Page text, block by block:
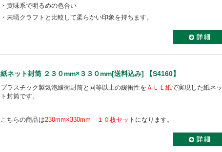
・黄味系で明るめの色合い
・未晒クラフトと比較して柔らかい印象を持ちます。
紙ネット封筒 ２３０mm×３３０mm[送料込み] 【S4160】
プラスチック製気泡緩衝封筒と同等以上の緩衝性を ＡＬＬ紙で実現した紙ネッ
ト封筒です。
こちらの商品は230mm×330mm １０枚セット になります。